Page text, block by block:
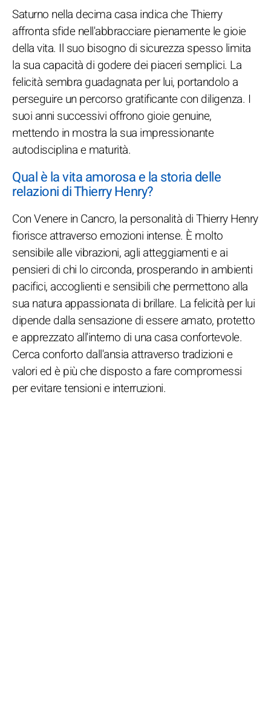
Saturno nella decima casa indica che Thierry
affronta sfide nell'abbracciare pienamente le gioie
della vita. Il suo bisogno di sicurezza spesso limita
la sua capacità di godere dei piaceri semplici. La
felicità sembra guadagnata per lui, portandolo a
perseguire un percorso gratificante con diligenza. I
suoi anni successivi offrono gioie genuine,
mettendo in mostra la sua impressionante
autodisciplina e maturità.
Qual è la vita amorosa e la storia delle
relazioni di Thierry Henry?
Con Venere in Cancro, la personalità di Thierry Henry
fiorisce attraverso emozioni intense. È molto
sensibile alle vibrazioni, agli atteggiamenti e ai
pensieri di chi lo circonda, prosperando in ambienti
pacifici, accoglienti e sensibili che permettono alla
sua natura appassionata di brillare. La felicità per lui
dipende dalla sensazione di essere amato, protetto
e apprezzato all'interno di una casa confortevole.
Cerca conforto dall'ansia attraverso tradizioni e
valori ed è più che disposto a fare compromessi
per evitare tensioni e interruzioni.